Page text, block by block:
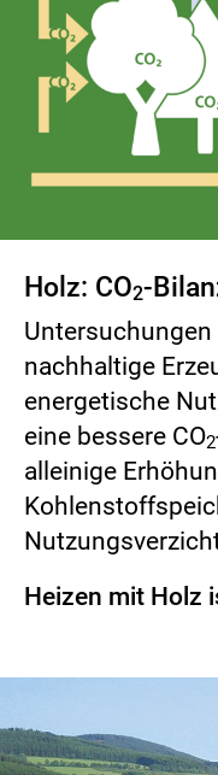
Holz: CO2-
nachhaltige
energetische
eine bessere CO2
alleinige
Heizen mit Holz